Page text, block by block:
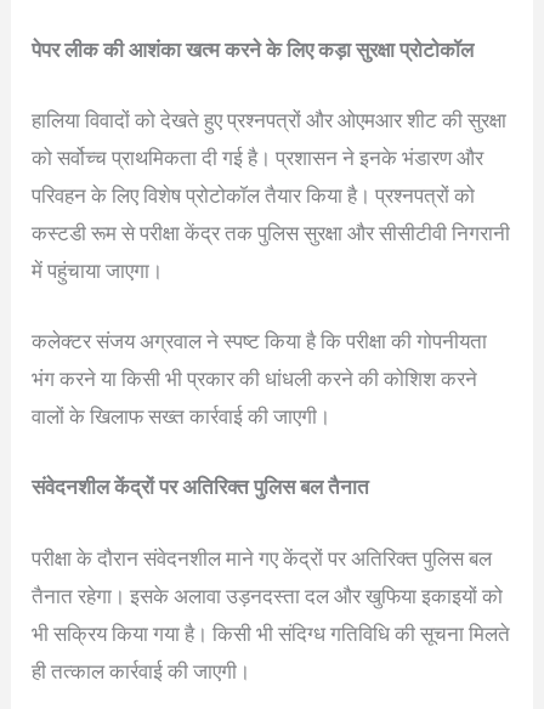
पेपर लीक की आशंका खत्म करने के लिए कड़ा सुरक्षा प्रोटोकॉल
हालिया विवादों को देखते हुए प्रश्नपत्रों और ओएमआर शीट की सुरक्षा
को सर्वोच्च प्राथमिकता दी गई है। प्रशासन ने इनके भंडारण और
परिवहन के लिए विशेष प्रोटोकॉल तैयार किया है। प्रश्नपत्रों को
कस्टडी रूम से परीक्षा केंद्र तक पुलिस सुरक्षा और सीसीटीवी निगरानी
में पहुंचाया जाएगा।
कलेक्टर संजय अग्रवाल ने स्पष्ट किया है कि परीक्षा की गोपनीयता
भंग करने या किसी भी प्रकार की धांधली करने की कोशिश करने
वालों के खिलाफ सख्त कार्रवाई की जाएगी।
संवेदनशील केंद्रों पर अतिरिक्त पुलिस बल तैनात
परीक्षा के दौरान संवेदनशील माने गए केंद्रों पर अतिरिक्त पुलिस बल
तैनात रहेगा। इसके अलावा उड़नदस्ता दल और खुफिया इकाइयों को
भी सक्रिय किया गया है। किसी भी संदिग्ध गतिविधि की सूचना मिलते
ही तत्काल कार्रवाई की जाएगी।